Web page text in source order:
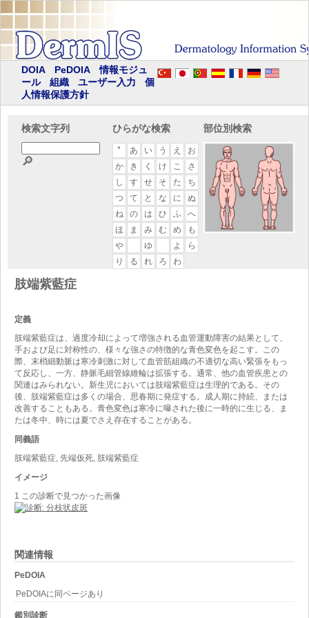
DOIA PeDOIA
情報モジュ
ール
組織 ユーザー入力
個
人情報保護方針
検索文字列
🔎
ひらがな検索
* あ い う え
お
か
き く け こ
さ
し
す せ そ た
ち
つ
て と な に
ぬ
ね
の は ひ ふ
へ
ほ
ま み む め
も
や
ゆ よ
ら
り
る れ ろ わ
部位別検索
関連情報
PeDOIA
PeDOIAに同ページあり
鑑別診断
肢端紫藍症
定義
肢端紫藍症は、過度冷却によって増強される血管運動障害の結果として、
手および足に対称性の、様々な強さの特徴的な青色変色を起こす。この
際、末梢細動脈は寒冷刺激に対して血管筋組織の不適切な高い緊張をもっ
て反応し、一方、静脈毛細管線維輪は拡張する。通常、他の血管疾患との
関連はみられない。新生児においては肢端紫藍症は生理的である。その
後、肢端紫藍症は多くの場合、思春期に発症する。成人期に持続、または
改善することもある。青色変色は寒冷に曝された後に一時的に生じる、ま
たは冬中、時には夏でさえ存在することがある。
同義語
肢端紫藍症, 先端仮死, 肢端紫藍症
イメージ
1 この診断で見つかった画像